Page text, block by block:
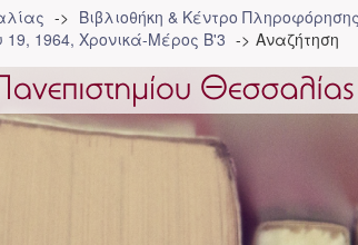
Βιβλιοθήκη & Κέντρο Πληροφόρησης
19, 1964, Χρονικά-Μέρος Β'3 Αναζήτηση